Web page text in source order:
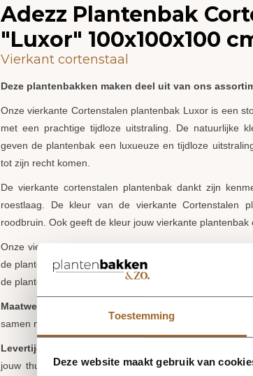
Toestemming
Deze website maakt gebruik van
Adezz Plantenbak
"Luxor" 100x100x100
Vierkant cortenstaal
Deze plantenbakken maken deel uit van ons
Onze vierkante Cortenstalen plantenbak Luxor is een
met een prachtige tijdloze uitstraling. De natuurlijke
geven de plantenbak een luxueuze en tijdloze
tot zijn recht komen.
De vierkante cortenstalen plantenbak dankt zijn
roestlaag. De kleur van de vierkante Cortenstalen
roodbruin. Ook geeft de kleur jouw vierkante plantenbak
Onze vierkante Cortenstalen plantenbakken worden
de plantenbak en de vierkante Cortenstalen plantenbak
de plantenbak een optimale afwatering en zweeft deze
Maatwerk:
samen naar de mogelijkheden.
Levertijd
jouw thuisbezorgd. Dit gebeurd eigenlijk altijd binnen